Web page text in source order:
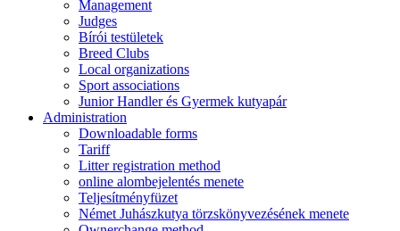
Management
Judges
Bírói testületek
Breed Clubs
Local organizations
Sport associations
Junior Handler és Gyermek kutyapár
Administration
Downloadable forms
Tariff
Litter registration method
online alombejelentés menete
Teljesítményfüzet
Német Juhászkutya törzskönyvezésének menete